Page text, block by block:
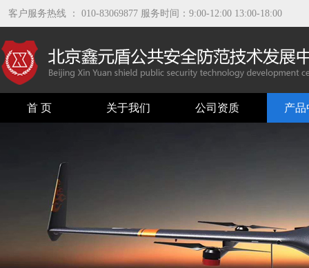
客户服务热线 ： 010-83069877 服务时间：9:00-12:00 13:00-18:00
首 页 关于我们 公司资质 产品